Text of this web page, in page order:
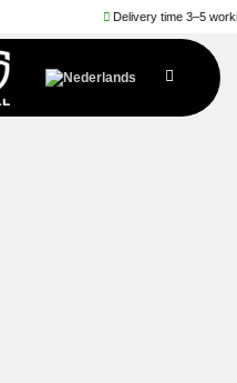
Delivery time 3–5 working